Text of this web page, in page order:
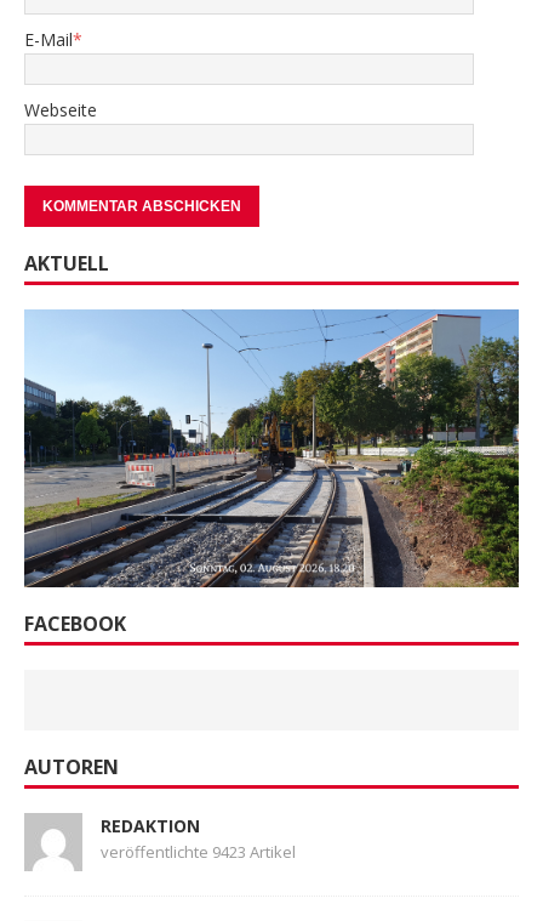
E-Mail*
Webseite
AKTUELL
FACEBOOK
AUTOREN
REDAKTION
veröffentlichte 9423 Artikel